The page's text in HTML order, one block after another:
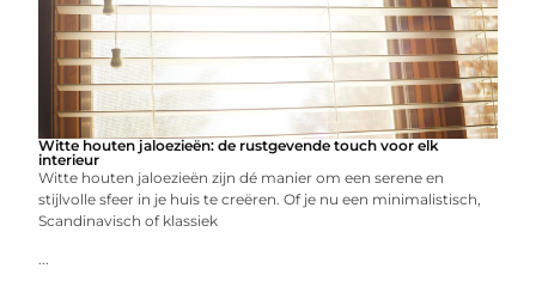
Witte houten jaloezieën: de rustgevende touch voor elk
interieur
Witte houten jaloezieën zijn dé manier om een serene en
stijlvolle sfeer in je huis te creëren. Of je nu een minimalistisch,
Scandinavisch of klassiek
...